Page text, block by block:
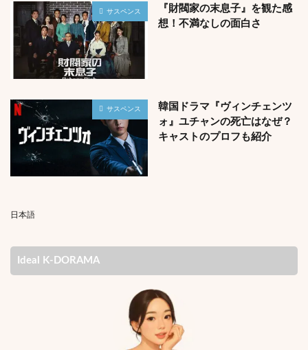
サスペンス
『財閥家の末息子』を観た感
想！不満なしの面白さ
サスペンス
韓国ドラマ『ヴィンチェンツ
ォ』ユチャンの死亡はなぜ？
キャストのプロフも紹介
日本語
Ideal K-DORAMA